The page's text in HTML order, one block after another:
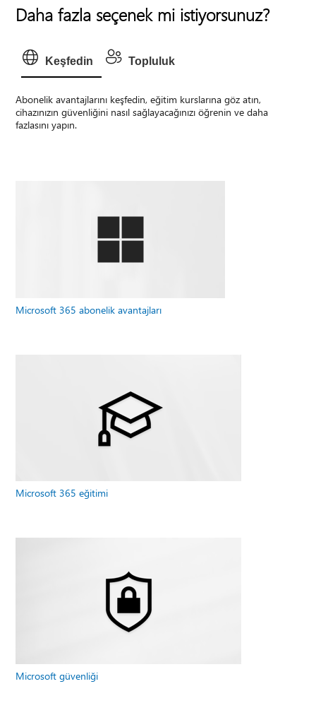
Daha fazla seçenek mi istiyorsunuz?
Keşfedin Topluluk
Abonelik avantajlarını keşfedin, eğitim kurslarına göz atın,
cihazınızın güvenliğini nasıl sağlayacağınızı öğrenin ve daha
fazlasını yapın.
Microsoft 365 abonelik avantajları
Microsoft 365 eğitimi
Microsoft güvenliği